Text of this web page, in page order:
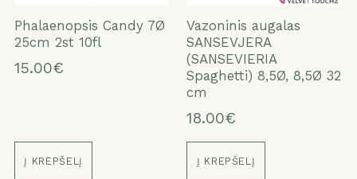
Phalaenopsis Candy 7Ø
25cm 2st 10fl
15.00€
Į KREPŠELĮ
Vazoninis augalas
SANSEVJERA
(SANSEVIERIA
Spaghetti) 8,5Ø, 8,5Ø 32
cm
18.00€
Į KREPŠELĮ